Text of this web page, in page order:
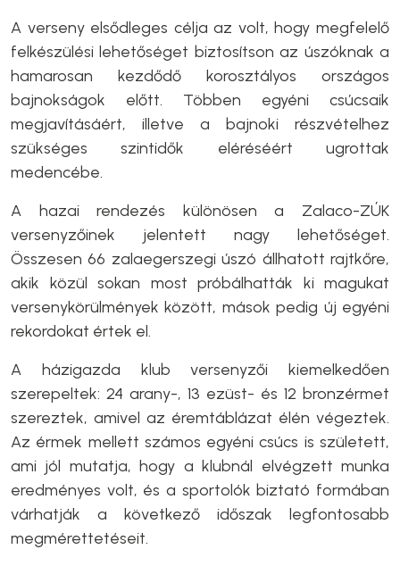
A verseny elsődleges célja az volt, hogy megfelelő
felkészülési lehetőséget biztosítson az úszóknak a
hamarosan kezdődő korosztályos országos
bajnokságok előtt. Többen egyéni csúcsaik
megjavításáért, illetve a bajnoki részvételhez
szükséges szintidők eléréséért ugrottak
medencébe.
A hazai rendezés különösen a Zalaco-ZÚK
versenyzőinek jelentett nagy lehetőséget.
Összesen 66 zalaegerszegi úszó állhatott rajtkőre,
akik közül sokan most próbálhatták ki magukat
versenykörülmények között, mások pedig új egyéni
rekordokat értek el.
A házigazda klub versenyzői kiemelkedően
szerepeltek: 24 arany-, 13 ezüst- és 12 bronzérmet
szereztek, amivel az éremtáblázat élén végeztek.
Az érmek mellett számos egyéni csúcs is született,
ami jól mutatja, hogy a klubnál elvégzett munka
eredményes volt, és a sportolók biztató formában
várhatják a következő időszak legfontosabb
megmérettetéseit.